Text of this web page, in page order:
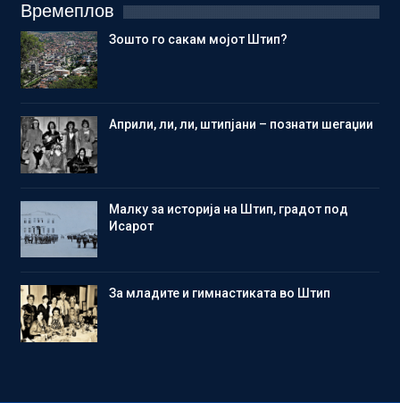
Времеплов
Зошто го сакам мојот Штип?
Aприли, ли, ли, штипјани – познати шегаџии
Малку за историја на Штип, градот под
Исарот
Зa младите и гимнастиката во Штип